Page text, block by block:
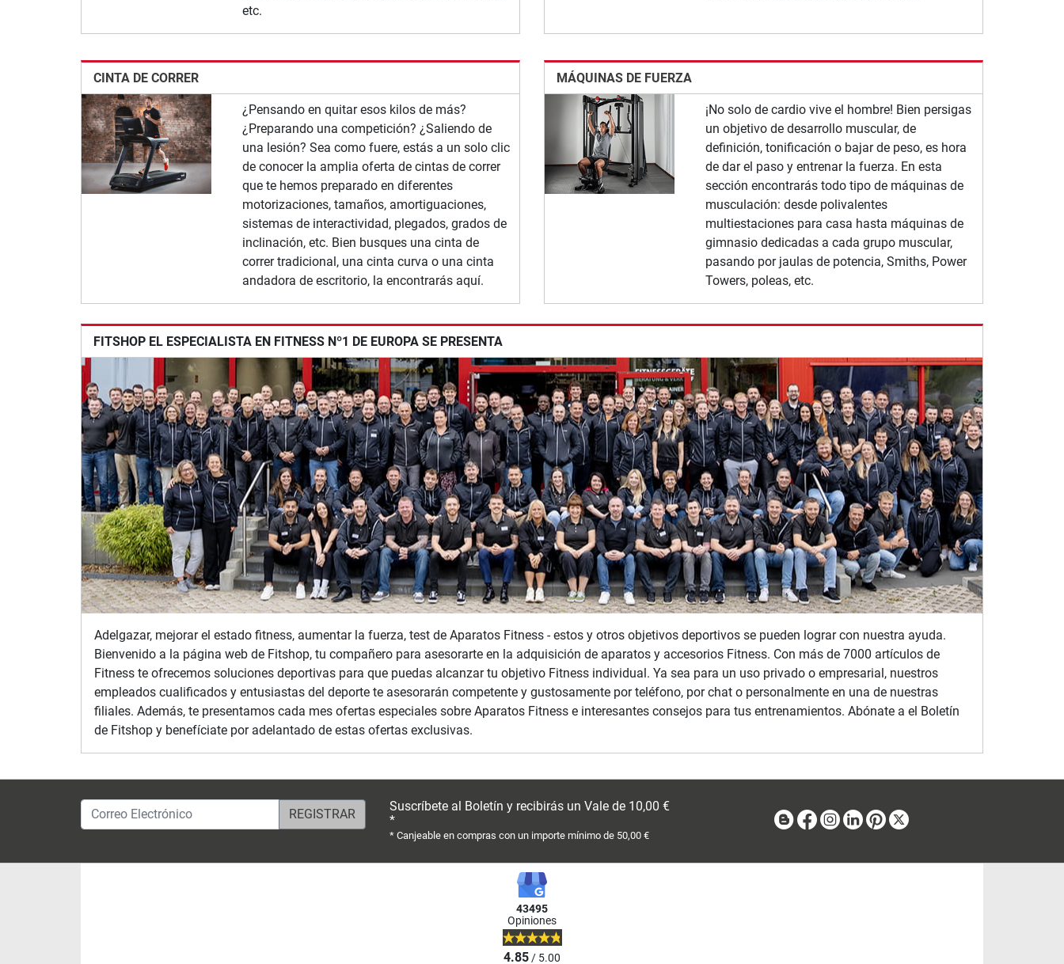
etc.
CINTA DE CORRER
¿Pensando en quitar esos kilos de más?
¿Preparando una competición? ¿Saliendo de
una lesión? Sea como fuere, estás a un solo clic
de conocer la amplia oferta de cintas de correr
que te hemos preparado en diferentes
motorizaciones, tamaños, amortiguaciones,
sistemas de interactividad, plegados, grados de
inclinación, etc. Bien busques una cinta de
correr tradicional, una cinta curva o una cinta
andadora de escritorio, la encontrarás aquí.
MÁQUINAS DE FUERZA
¡No solo de cardio vive el hombre! Bien persigas
un objetivo de desarrollo muscular, de
definición, tonificación o bajar de peso, es hora
de dar el paso y entrenar la fuerza. En esta
sección encontrarás todo tipo de máquinas de
musculación: desde polivalentes
multiestaciones para casa hasta máquinas de
gimnasio dedicadas a cada grupo muscular,
pasando por jaulas de potencia, Smiths, Power
Towers, poleas, etc.
FITSHOP EL ESPECIALISTA EN FITNESS Nº1 DE EUROPA SE PRESENTA
Adelgazar, mejorar el estado fitness, aumentar la fuerza, test de Aparatos Fitness - estos y otros objetivos deportivos se pueden lograr con nuestra ayuda.
Bienvenido a la página web de Fitshop, tu compañero para asesorarte en la adquisición de aparatos y accesorios Fitness. Con más de 7000 artículos de
Fitness te ofrecemos soluciones deportivas para que puedas alcanzar tu objetivo Fitness individual. Ya sea para un uso privado o empresarial, nuestros
empleados cualificados y entusiastas del deporte te asesorarán competente y gustosamente por teléfono, por chat o personalmente en una de nuestras
filiales. Además, te presentamos cada mes ofertas especiales sobre Aparatos Fitness e interesantes consejos para tus entrenamientos. Abónate a el Boletín
de Fitshop y benefíciate por adelantado de estas ofertas exclusivas.
Correo Electrónico
Suscríbete al Boletín y recibirás un Vale de 10,00 €
*
* Canjeable en compras con un importe mínimo de 50,00 €
BlogFacebook
Instagram
LinkedinPinterest
43495
Opiniones
4.85/ 5.00